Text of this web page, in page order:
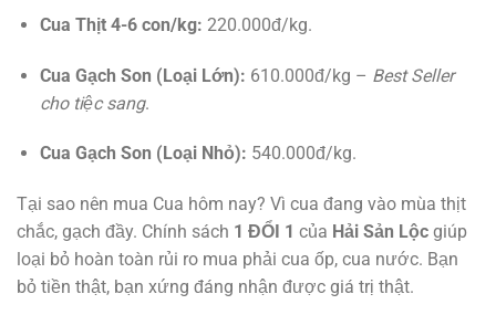
Cua Thịt 4-6 con/kg: 220.000đ/kg.
Cua Gạch Son (Loại Lớn): 610.000đ/kg – Best Seller
cho tiệc sang.
Cua Gạch Son (Loại Nhỏ): 540.000đ/kg.
Tại sao nên mua Cua hôm nay? Vì cua đang vào mùa thịt
chắc, gạch đầy. Chính sách 1 ĐỔI 1 của Hải Sản Lộc giúp
loại bỏ hoàn toàn rủi ro mua phải cua ốp, cua nước. Bạn
bỏ tiền thật, bạn xứng đáng nhận được giá trị thật.